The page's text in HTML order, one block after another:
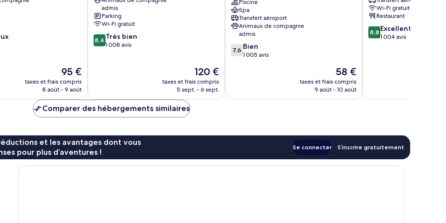
Le
nouveau
prix
de
95 €
95 €
taxes et frais compris
8 août - 9 août
ville
de
Sofia
admis
Parking
Wi-Fi gratuit
8.4
sur
8,4 Très bien
1 008 avis
Le
nouveau
prix
120 €
taxes et frais compris
5 sept. - 6 sept.
City
Center
Centre-
ville
Sofia
Piscine
Spa
Transfert aéroport
Animaux de compagnie
admis
7.6
sur
7,6 Bien
1 005 avis
Le
nouveau
prix
58 €
taxes et frais compris
9 août - 10 août
ville
de
Sofia
Wi-Fi gratuit
Restaurant
8.8
sur
8,8 Excellent
1 004 avis
Comparer des hébergements similaires
et les avantages dont vous
pour plus d’aventures !
Se connecter S’inscrire gratuitement